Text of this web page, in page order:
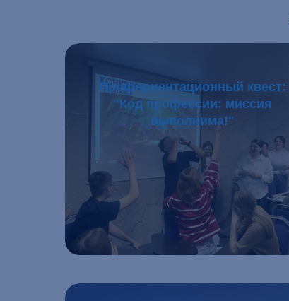
Профориентационный квест:
"Код профессии: миссия
выполнима!"
Подробнее